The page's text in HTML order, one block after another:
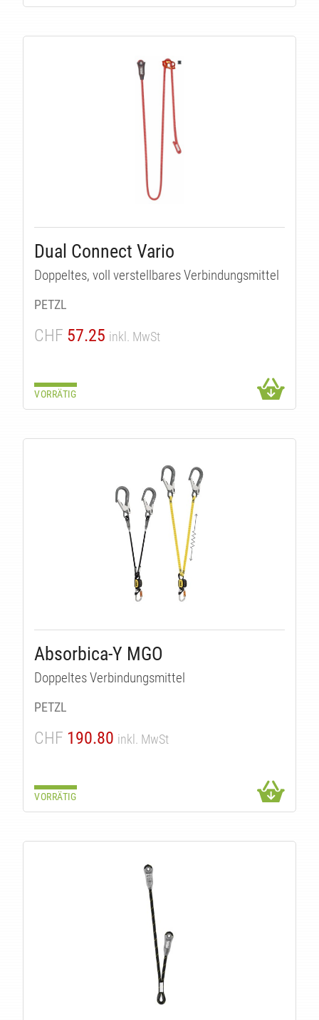
Dual Connect Vario
Doppeltes, voll verstellbares Verbindungsmittel
PETZL
CHF 57.25 inkl. MwSt
VORRÄTIG
Absorbica-Y MGO
Doppeltes Verbindungsmittel
PETZL
CHF 190.80 inkl. MwSt
VORRÄTIG